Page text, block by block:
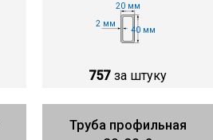
2 мм
40 мм
20 мм
757 за штуку
Труба профильная